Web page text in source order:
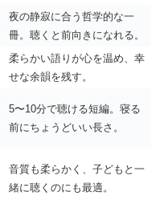
夜の静寂に合う哲学的な一
冊。聴くと前向きになれる。
柔らかい語りが心を温め、幸
せな余韻を残す。
5〜10分で聴ける短編。寝る
前にちょうどいい長さ。
音質も柔らかく、子どもと一
緒に聴くのにも最適。